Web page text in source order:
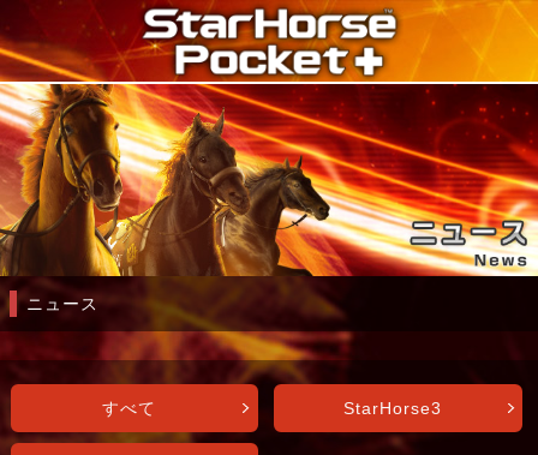
ニュース
すべて StarHorse3